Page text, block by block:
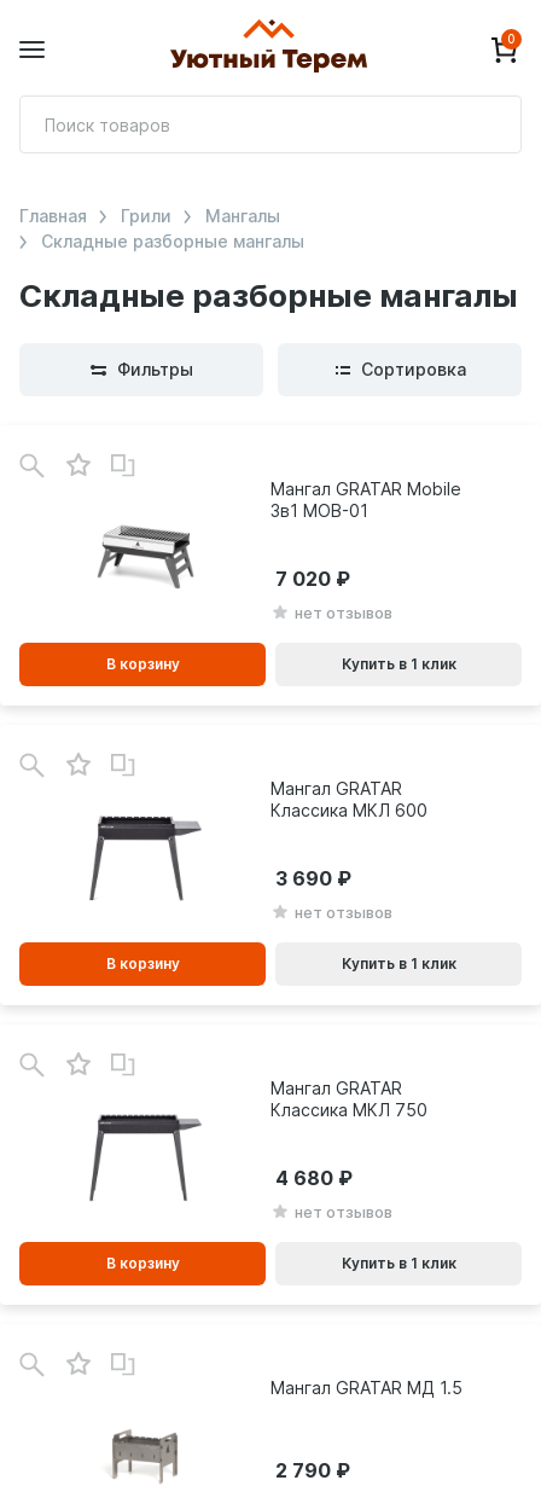
0
Складные разборные мангалы
Главная Грили
Мангалы
Складные разборные мангалы
Фильтры Сортировка
Мангал GRATAR Mobile
3в1 MOB-01
нет отзывов
7 020
В корзину Купить в 1 клик
Мангал GRATAR
Классика МКЛ 600
нет отзывов
3 690
В корзину Купить в 1 клик
Мангал GRATAR
Классика МКЛ 750
нет отзывов
4 680
В корзину Купить в 1 клик
Мангал GRATAR МД 1.5
2 790